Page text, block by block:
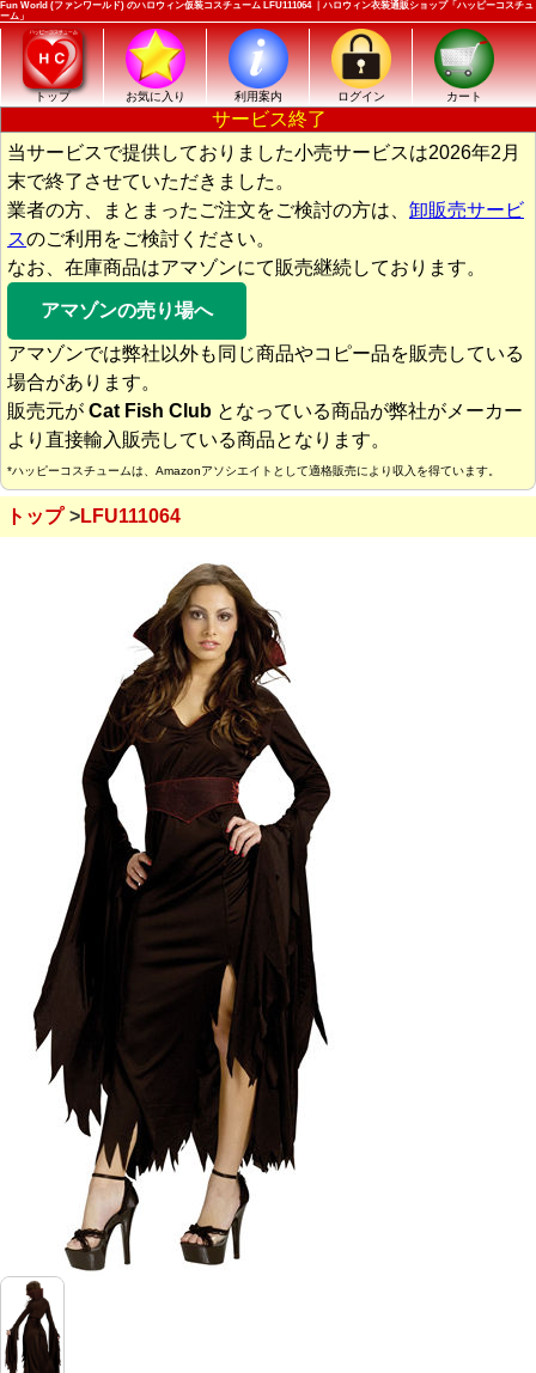
Fun World (ファンワールド) のハロウィン仮装コスチューム LFU111064 ｜ハロウィン衣装通販ショップ「ハッピーコスチュ
ーム」
トップ お気に入り 利用案内 ログイン カート
サービス終了
当サービスで提供しておりました小売サービスは2026年2月
末で終了させていただきました。
業者の方、まとまったご注文をご検討の方は、 卸販売サービ
スのご利用をご検討ください。
なお、在庫商品はアマゾンにて販売継続しております。
アマゾンの売り場へ
アマゾンでは弊社以外も同じ商品やコピー品を販売している
場合があります。
販売元が Cat Fish Club となっている商品が弊社がメーカー
より直接輸入販売している商品となります。
*ハッピーコスチュームは、Amazonアソシエイトとして適格販売により収入を得ています。
トップ LFU111064